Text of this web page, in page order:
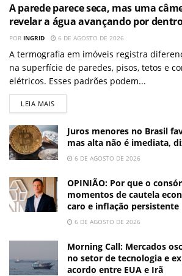
A parede parece seca, mas uma
revelar a água avançando por
POR INGRID 6 DE AGOSTO DE 2026
A termografia em imóveis registra
na superfície de paredes, pisos, tetos e
elétricos. Esses padrões podem...
LEIA MAIS
Juros menores no Brasil
mas alta não é imediata,
6 DE AGOSTO DE 2026
OPINIÃO: Por que o
momentos de cautela
caro e inflação persistente
6 DE AGOSTO DE 2026
Morning Call: Mercados
no setor de tecnologia e
acordo entre EUA e Irã